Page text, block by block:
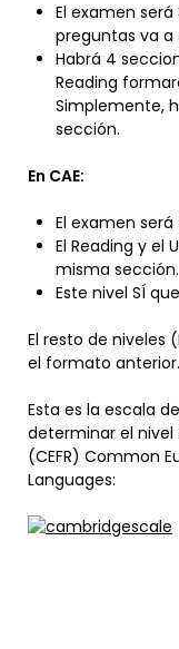
El examen
preguntas va
Habrá 4
Reading
Simplemente,
sección.
En CAE:
El examen
El Reading y el
misma sección.
Este nivel SÍ
El resto de niveles
el formato anterior.
Esta es la escala
determinar el
(CEFR) Common
Languages: